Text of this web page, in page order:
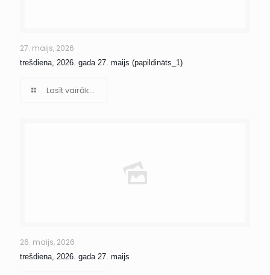
27. maijs, 2026
trešdiena, 2026. gada 27. maijs (papildināts_1)
Lasīt vairāk...
26. maijs, 2026
trešdiena, 2026. gada 27. maijs